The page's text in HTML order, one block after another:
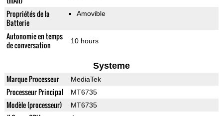
Propriétés de la
Batterie
Amovible
Autonomie en temps
de conversation
10 hours
Systeme
Marque Processeur MediaTek
Processeur Principal MT6735
Modèle (processeur) MT6735